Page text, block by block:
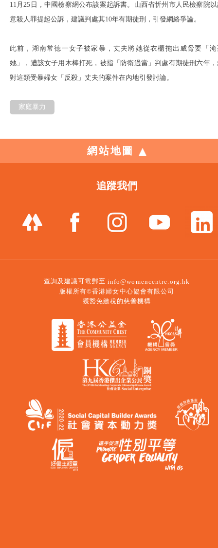
11月25日，中國檢察網公布該案起訴書。山西省忻州市人民檢察院
意殺人罪提起公訴，建議判處其10年有期徒刑，引發網絡爭論。
此前，湖南常德一女子被家暴，丈夫將她從衣櫃拖出威脅要「淹
她」，遭該女子用木棒打死，被指「防衛過當」判處有期徒刑六年
對這類受暴婦女「反殺」丈夫的案件在內地引發討論。
家庭暴力
網站地圖
追蹤我們
查詢及建議可電郵至 info@womencentre.org.hk
版權所有©香港婦女中心協會有限公司
獲豁免繳稅的慈善機構